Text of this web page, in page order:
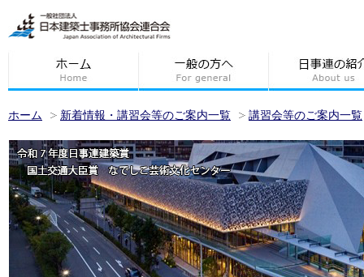
ホーム 新着情報・講習会等のご案内一覧 講習会等のご案内一覧